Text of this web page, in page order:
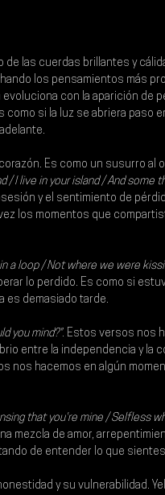
de las cuerdas brillantes y
los pensamientos más
con la aparición de
como si la luz se abriera paso
Es como un susurro al
/ I live in your island / And some
y el sentimiento de
los momentos que
a loop / Not where we were
lo perdido. Es como si
es demasiado tarde.
you mind?". Estos versos nos
entre la independencia y la
nos hacemos en algún
that you're mine / Selfless
mezcla de amor,
de entender lo que
y su vulnerabilidad.